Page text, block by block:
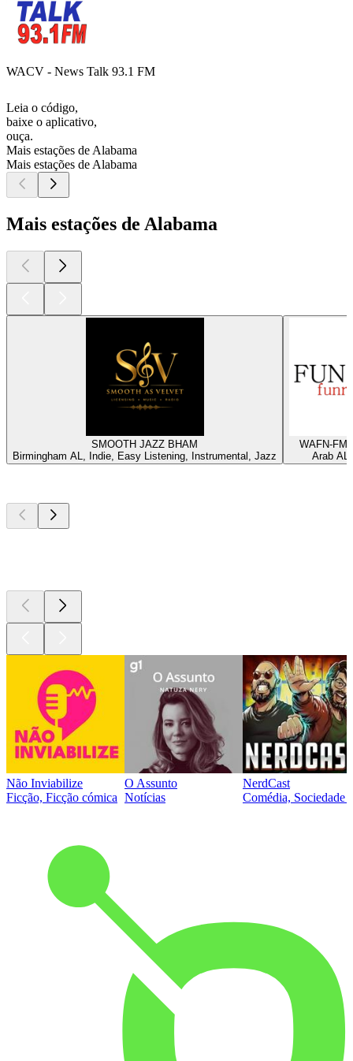
WACV - News Talk 93.1 FM
Leia o código,
baixe o aplicativo,
ouça.
Mais estações de Alabama
Mais estações de Alabama
Mais estações de Alabama
SMOOTH JAZZ BHAM
Birmingham AL, Indie, Easy Listening, Instrumental, Jazz
WAFN-FM
Arab
Não Inviabilize
Ficção, Ficção cómica
O Assunto
Notícias
NerdCast
Comédia, Sociedade